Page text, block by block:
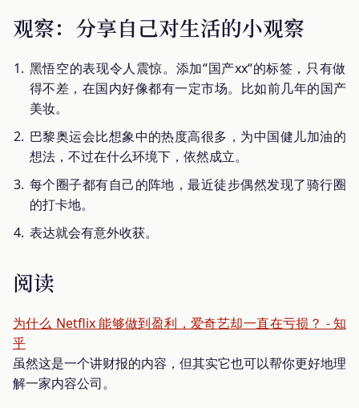
观察：分享自己对生活的小观察
黑悟空的表现令人震惊。添加“国产xx“的标签，只有做
得不差，在国内好像都有一定市场。比如前几年的国产
美妆。
巴黎奥运会比想象中的热度高很多，为中国健儿加油的
想法，不过在什么环境下，依然成立。
每个圈子都有自己的阵地，最近徒步偶然发现了骑行圈
的打卡地。
表达就会有意外收获。
阅读
为什么 Netflix 能够做到盈利，爱奇艺却一直在亏损？ - 知
乎
虽然这是一个讲财报的内容，但其实它也可以帮你更好地理
解一家内容公司。